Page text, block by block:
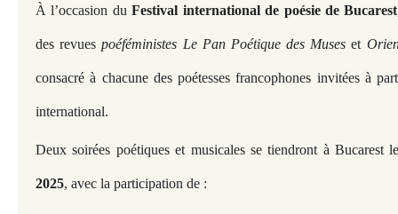
À l’occasion duFestival international de poésie de Bucarest
des revuespoéféministes Le Pan Poétique des Museset
consacré à chacune des poétesses francophones invitées à
international.
Deux soirées poétiques et musicales se tiendront à Bucarest
2025, avec la participation de :